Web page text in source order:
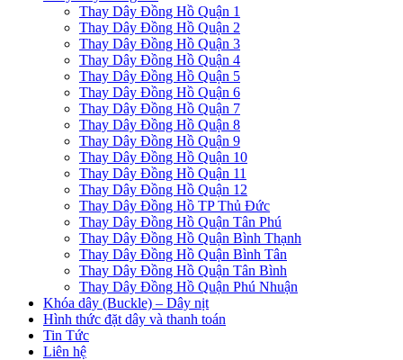
Thay Dây Đồng Hồ Quận 1
Thay Dây Đồng Hồ Quận 2
Thay Dây Đồng Hồ Quận 3
Thay Dây Đồng Hồ Quận 4
Thay Dây Đồng Hồ Quận 5
Thay Dây Đồng Hồ Quận 6
Thay Dây Đồng Hồ Quận 7
Thay Dây Đồng Hồ Quận 8
Thay Dây Đồng Hồ Quận 9
Thay Dây Đồng Hồ Quận 10
Thay Dây Đồng Hồ Quận 11
Thay Dây Đồng Hồ Quận 12
Thay Dây Đồng Hồ TP Thủ Đức
Thay Dây Đồng Hồ Quận Tân Phú
Thay Dây Đồng Hồ Quận Bình Thạnh
Thay Dây Đồng Hồ Quận Bình Tân
Thay Dây Đồng Hồ Quận Tân Bình
Thay Dây Đồng Hồ Quận Phú Nhuận
Khóa dây (Buckle) – Dây nịt
Hình thức đặt dây và thanh toán
Tin Tức
Liên hệ